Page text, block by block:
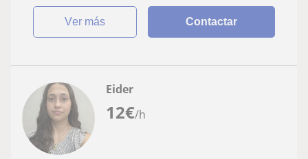
ver más Contactar
12€/h
Eider